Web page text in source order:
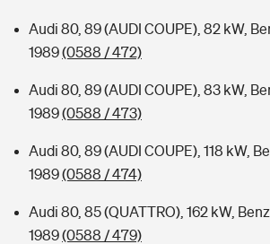
Audi 80, 89 (AUDI COUPE), 82 kW,
1989(0588 / 472)
Audi 80, 89 (AUDI COUPE), 83 kW,
1989(0588 / 473)
Audi 80, 89 (AUDI COUPE), 118 kW,
1989(0588 / 474)
Audi 80, 85 (QUATTRO), 162 kW,
1989(0588 / 479)